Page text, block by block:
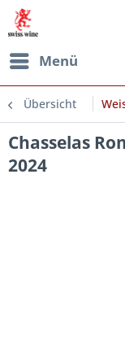
Menü
Übersicht
Chasselas
2024